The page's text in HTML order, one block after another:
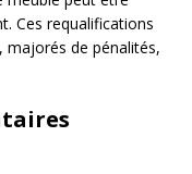
Ces requalifications
majorés de pénalités,